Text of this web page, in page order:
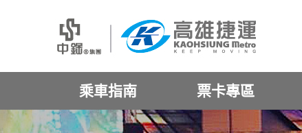
乘車指南 票卡專區